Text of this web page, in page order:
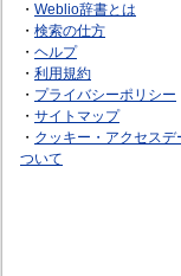
・ Weblio辞書とは
・ 検索の仕方
・ ヘルプ
・ 利用規約
・ プライバシーポリシー
・ サイトマップ
・ クッキー・アクセスデ
ついて